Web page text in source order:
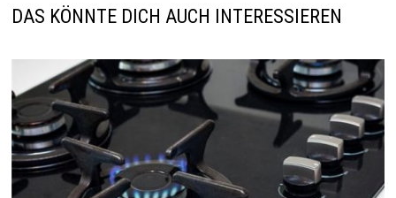
DAS KÖNNTE DICH AUCH INTERESSIEREN